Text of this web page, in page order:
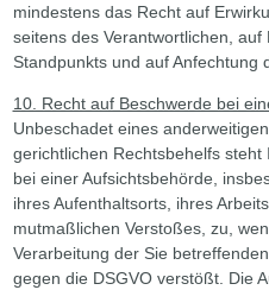
mindestens das Recht auf
seitens des Verantwortlichen,
Standpunkts und auf Anfechtung
10. Recht auf Beschwerde bei
Unbeschadet eines
gerichtlichen Rechtsbehelfs
bei einer Aufsichtsbehörde,
ihres Aufenthaltsorts, ihres
mutmaßlichen Verstoßes, zu,
Verarbeitung der Sie
gegen die DSGVO verstößt. Die